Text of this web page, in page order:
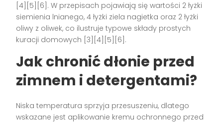
[4][5][6]. W przepisach pojawiają się wartości 2 łyżki
siemienia lnianego, 4 łyżki ziela nagietka oraz 2 łyżki
oliwy z oliwek, co ilustruje typowe składy prostych
kuracji domowych [3][4][5][6].
Jak chronić dłonie przed
zimnem i detergentami?
Niska temperatura sprzyja przesuszeniu, dlatego
wskazane jest aplikowanie kremu ochronnego przed